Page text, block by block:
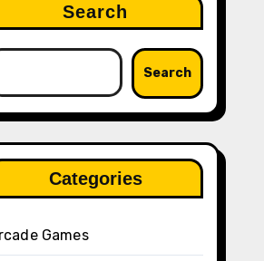
Search
Search
Categories
Games